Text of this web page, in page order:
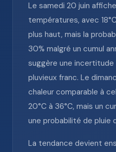
Le samedi 20 juin
températures, avec
plus haut, mais la
30% malgré un cumul
suggère une incertitude
pluvieux franc. Le
chaleur comparable à
20°C à 36°C, mais un
une probabilité de pluie
La tendance devient